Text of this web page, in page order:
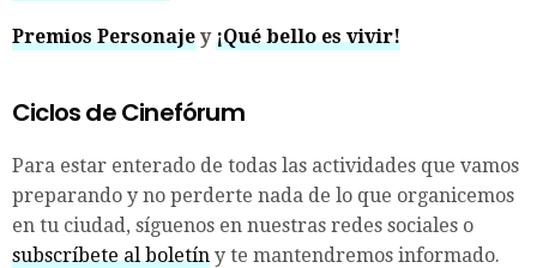
Premios Personaje y¡Qué bello es vivir!
Ciclos de Cinefórum
Para estar enterado de todas las actividades que vamos
preparando y no perderte nada de lo que organicemos
en tu ciudad, síguenos en nuestras redes sociales o
subscríbete al boletín y te mantendremos informado.